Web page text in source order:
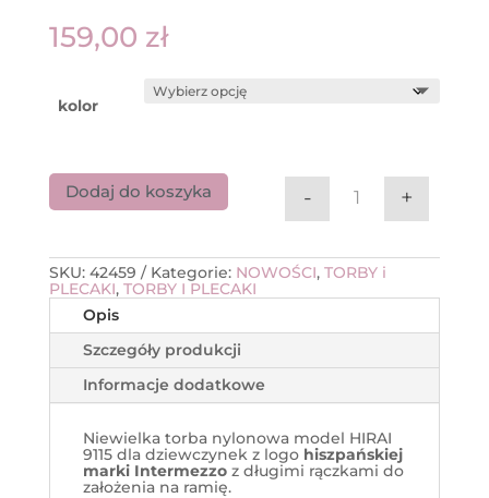
159,00 zł
kolor
ilość Torba
- +
Dodaj do koszyka
SKU: 42459 Kategorie: NOWOŚCI, TORBY i
PLECAKI, TORBY I PLECAKI
Opis
Szczegóły produkcji
Informacje dodatkowe
Niewielka torba nylonowa model HIRAI
9115 dla dziewczynek z logo hiszpańskiej
marki Intermezzoz długimi rączkami do
założenia na ramię.